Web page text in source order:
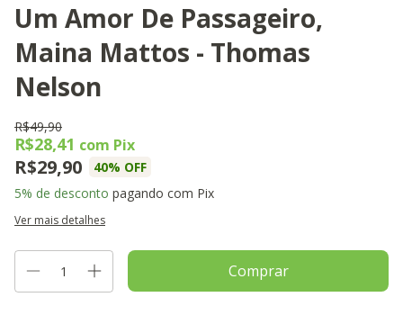
Um Amor De Passageiro,
Maina Mattos - Thomas
Nelson
R$49,90
R$29,90 40% OFF
R$28,41 com Pix
5% de desconto pagando com Pix
Ver mais detalhes